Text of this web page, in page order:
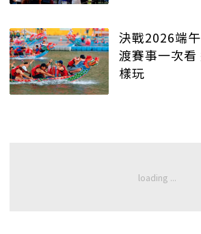
決戰2026端
渡賽事一次
樣玩